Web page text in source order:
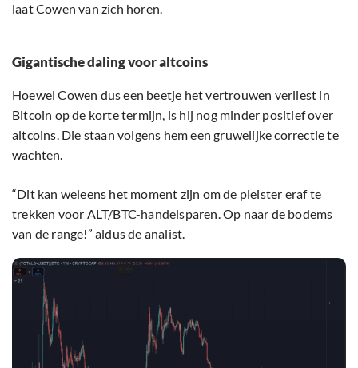
laat Cowen van zich horen.
Gigantische daling voor altcoins
Hoewel Cowen dus een beetje het vertrouwen verliest in
Bitcoin op de korte termijn, is hij nog minder positief over
altcoins. Die staan volgens hem een gruwelijke correctie te
wachten.
“Dit kan weleens het moment zijn om de pleister eraf te
trekken voor ALT/BTC-handelsparen. Op naar de bodems
van de range!” aldus de analist.